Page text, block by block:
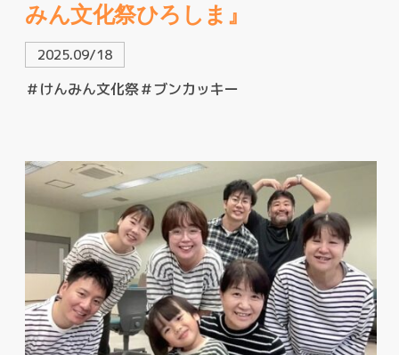
みん文化祭ひろしま』
2025.09/18
＃けんみん文化祭＃ブンカッキー